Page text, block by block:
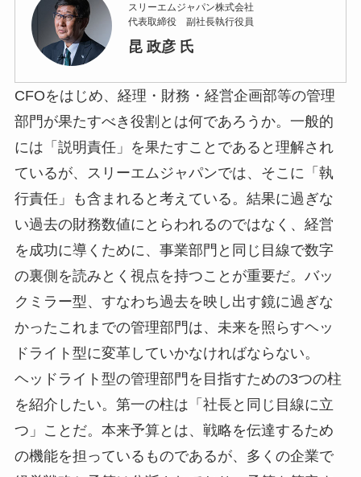
スリーエムジャパン株式会社
代表取締役 副社長執行役員
昆 政彦 氏
CFOをはじめ、経理・財務・経営企画部等の管理
部門が果たすべき役割とは何であろうか。一般的
には「説明責任」を果たすことであると理解され
ているが、スリーエムジャパンでは、そこに「執
行責任」も含まれると考えている。結果に過ぎな
い過去の財務数値にとらわれるのではなく、経営
を成功に導くために、事業部門と同じ目線で数字
の裏側を読みとく視点を持つことが重要だ。バッ
クミラー型、すなわち過去を映し出す鏡に過ぎな
かったこれまでの管理部門は、未来を照らすヘッ
ドライト型に変革していかなければならない。
ヘッドライト型の管理部門を目指すための3つの柱
を紹介したい。第一の柱は「社長と同じ目線に立
つ」ことだ。本来予算とは、戦略を伝達するため
の機能を担っているものであるが、多くの企業で